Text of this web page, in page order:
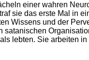
einer wahren
sie das erste Mal in
Wissens und der
lebten. Sie arbeiten